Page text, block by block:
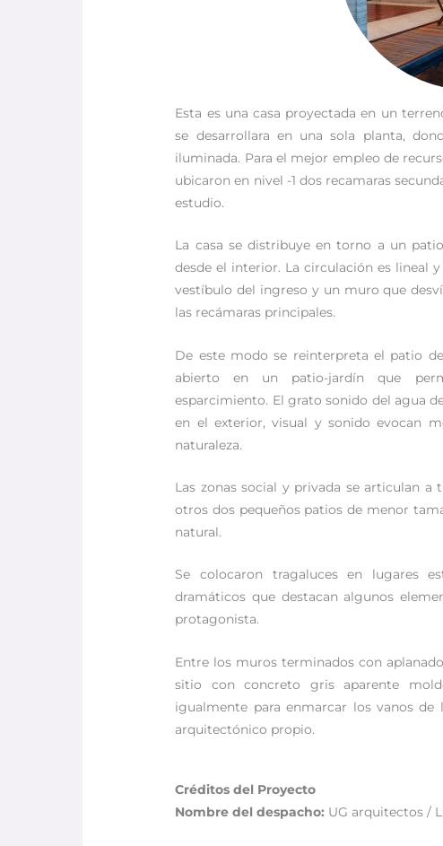
Esta es una casa proyectada en un
se desarrollara en una sola planta,
iluminada. Para el mejor empleo de
ubicaron en nivel -1 dos recamaras
estudio.
La casa se distribuye en torno a un
desde el interior. La circulación es lineal
vestíbulo del ingreso y un muro que
las recámaras principales.
De este modo se reinterpreta el patio
abierto en un patio-jardín que
esparcimiento. El grato sonido del agua
en el exterior, visual y sonido evocan
naturaleza.
Las zonas social y privada se articulan a
otros dos pequeños patios de menor
natural.
Se colocaron tragaluces en lugares
dramáticos que destacan algunos
protagonista.
Entre los muros terminados con
sitio con concreto gris aparente
igualmente para enmarcar los vanos de
arquitectónico propio.
Créditos del Proyecto
Nombre del despacho: UG arquitectos /